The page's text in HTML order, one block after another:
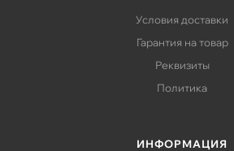
Условия доставки
Гарантия на товар
Реквизиты
Политика
ИНФОРМАЦИЯ